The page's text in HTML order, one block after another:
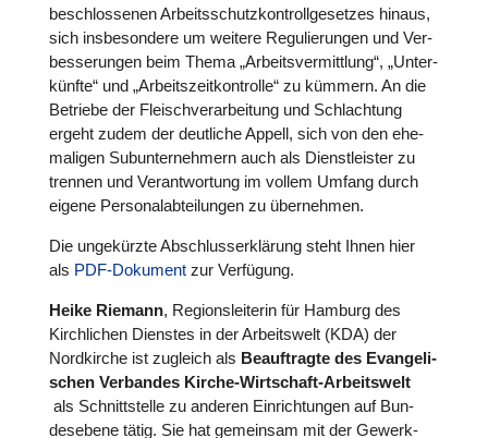
beschlos­se­nen Arbeits­schutz­kon­troll­ge­set­zes hinaus,
sich ins­be­son­dere um weitere Regu­lie­run­gen und Ver­
bes­se­run­gen beim Thema „Arbeits­ver­mitt­lung“, „Unter­
künfte“ und „Arbeits­zeit­kon­trolle“ zu kümmern. An die
Betriebe der Fleisch­ver­ar­bei­tung und Schlach­tung
ergeht zudem der deut­li­che Appell, sich von den ehe­
ma­li­gen Sub­un­ter­neh­mern auch als Dienst­leis­ter zu
trennen und Ver­ant­wor­tung im vollem Umfang durch
eigene Per­so­nal­ab­tei­lun­gen zu über­neh­men.
Die unge­kürzte Abschluss­erklä­rung steht Ihnen hier
als PDF-Dokument zur Ver­fü­gung.
Heike Riemann, Regi­ons­lei­te­rin für Hamburg des
Kirch­li­chen Dienstes in der Arbeits­welt (KDA) der
Nord­kir­che ist zugleich als Beauf­tragte des Evan­ge­li­
schen Ver­ban­des Kirche-Wirt­schaft-Arbeits­welt
als Schnitt­stelle zu anderen Ein­rich­tun­gen auf Bun­
des­ebene tätig. Sie hat gemein­sam mit der Gewerk­